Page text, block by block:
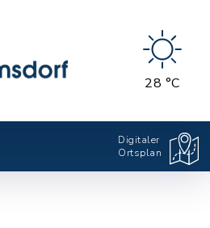
28 °C
Digitaler
Ortsplan